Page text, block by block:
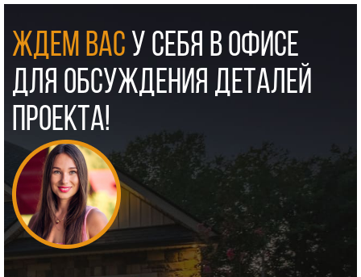
ЖДЕМ ВАС У СЕБЯ В ОФИСЕ
ДЛЯ ОБСУЖДЕНИЯ ДЕТАЛЕЙ
ПРОЕКТА!